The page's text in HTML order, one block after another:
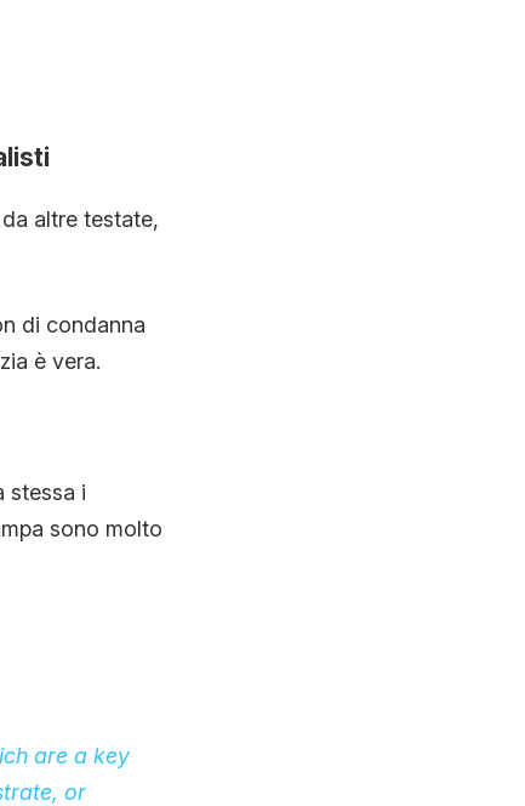
altre testate,
di condanna
è vera.
stessa i
sono molto
are a key
or